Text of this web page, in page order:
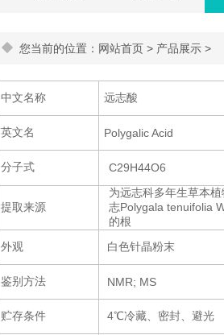
您当前的位置：网站首页 > 产品展示 >
中文名称 远志酸
英文名 Polygalic Acid
分子式 C29H44O6
提取来源
为远志科多年生草本
志Polygala tenuifolia
的根
外观 白色针晶粉末
NMR; MS
4℃冷藏、密封、避光
鉴别方法
贮存条件